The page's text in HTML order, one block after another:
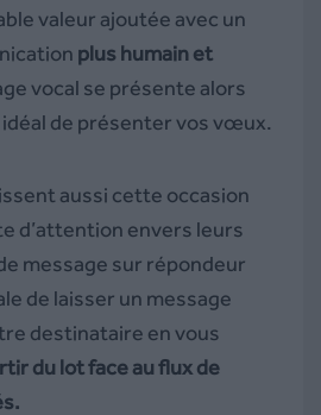
valeur ajoutée avec un
plus humain et
vocal se présente alors
idéal de présenter vos vœux.
aussi cette occasion
d’attention envers leurs
message sur répondeur
de laisser un message
destinataire en vous
du lot face au flux de